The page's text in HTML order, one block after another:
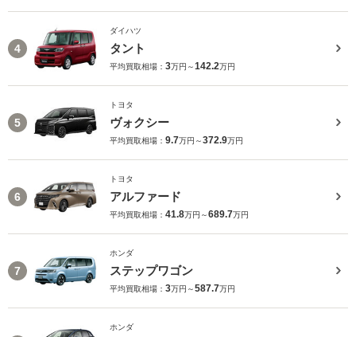
4
ダイハツ
タント
平均買取相場： 3万円～142.2万円
5
トヨタ
ヴォクシー
平均買取相場： 9.7万円～372.9万円
6
トヨタ
アルファード
平均買取相場： 41.8万円～689.7万円
7
ホンダ
ステップワゴン
平均買取相場： 3万円～587.7万円
ホンダ